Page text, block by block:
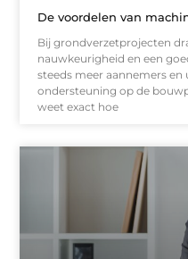
De voordelen van
Bij grondverzetprojecten
nauwkeurigheid en een
steeds meer aannemers
ondersteuning op de
weet exact hoe